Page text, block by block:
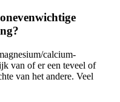
calcium-
van of er een teveel of
van het andere. Veel